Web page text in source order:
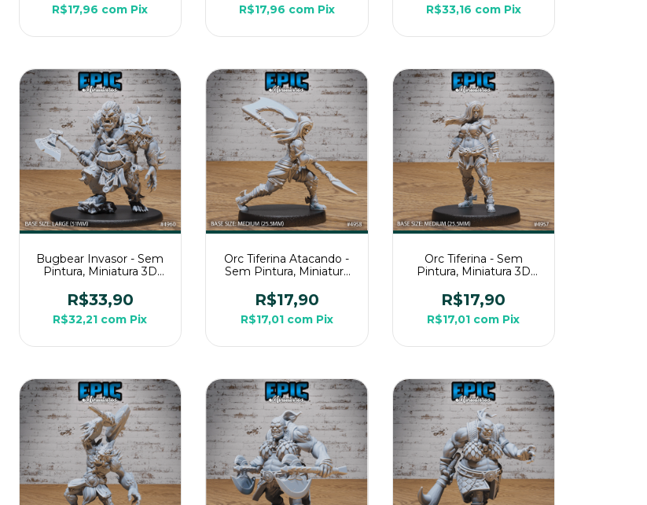
R$17,96 com Pix R$17,96 com Pix R$33,16 com Pix
Bugbear Invasor - Sem
Pintura, Miniatura 3D
Mesa
R$33,90
R$32,21 com Pix
Orc Tiferina Atacando -
Sem Pintura, Miniatura
Mesa
R$17,90
R$17,01 com Pix
Orc Tiferina - Sem
Pintura, Miniatura 3D
Mesa
R$17,90
R$17,01 com Pix